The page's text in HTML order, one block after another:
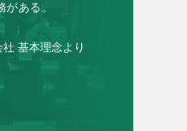
ある。
基本理念より